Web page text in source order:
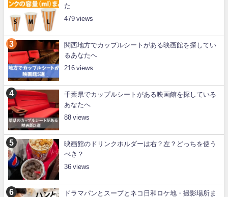
た
479
関西地方でカップルシートがある映画館を探してい
るあなたへ
216
千葉県でカップルシートがある映画館を探している
あなたへ
88
映画館のドリンクホルダーは右？左？どっちを使う
べき？
36
ドラマパンとスープとネコ日和ロケ地・撮影場所ま